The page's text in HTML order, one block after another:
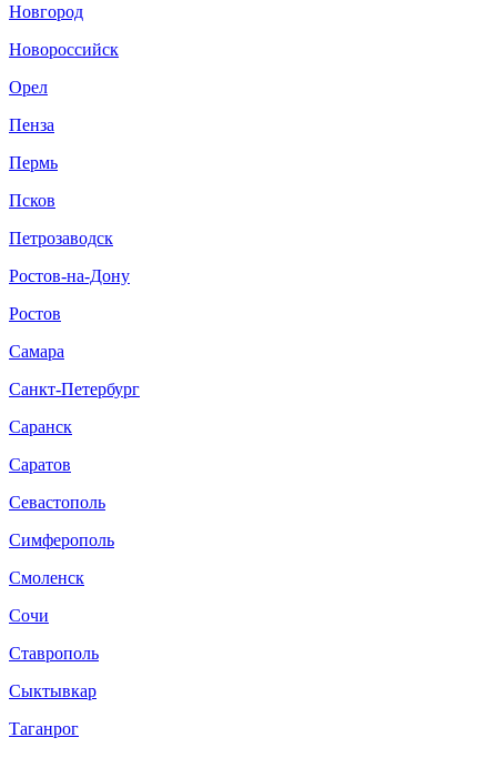
Новгород
Новороссийск
Орел
Пенза
Пермь
Псков
Петрозаводск
Ростов-на-Дону
Ростов
Самара
Санкт-Петербург
Саранск
Саратов
Севастополь
Симферополь
Смоленск
Сочи
Ставрополь
Сыктывкар
Таганрог